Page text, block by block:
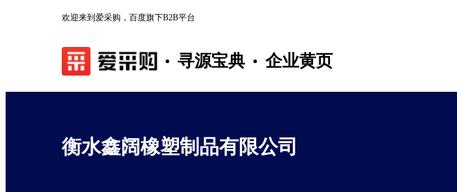
欢迎来到爱采购，百度旗下B2B平台
寻源宝典 企业黄页
衡水鑫阔橡塑制品有限公司